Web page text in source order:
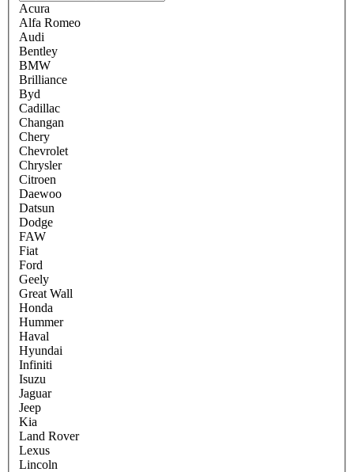
Acura
Alfa Romeo
Audi
Bentley
BMW
Brilliance
Byd
Cadillac
Changan
Chery
Chevrolet
Chrysler
Citroen
Daewoo
Datsun
Dodge
FAW
Fiat
Ford
Geely
Great Wall
Honda
Hummer
Haval
Hyundai
Infiniti
Isuzu
Jaguar
Jeep
Kia
Land Rover
Lexus
Lincoln